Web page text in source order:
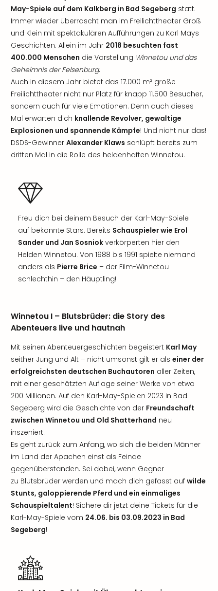
May-Spiele auf dem Kalkberg in Bad Segeberg statt.
Immer wieder überrascht man im Freilichttheater Groß
und Klein mit spektakulären Aufführungen zu Karl Mays
Geschichten. Allein im Jahr 2018 besuchten fast
400.000 Menschen die Vorstellung Winnetou und das
Geheimnis der Felsenburg.
Auch in diesem Jahr bietet das 17.000 m² große
Freilichttheater nicht nur Platz für knapp 11.500 Besucher,
sondern auch für viele Emotionen. Denn auch dieses
Mal erwarten dich knallende Revolver, gewaltige
Explosionen und spannende Kämpfe! Und nicht nur das!
DSDS-Gewinner Alexander Klaws schlüpft bereits zum
dritten Mal in die Rolle des heldenhaften Winnetou.
Freu dich bei deinem Besuch der Karl-May-Spiele
auf bekannte Stars. Bereits Schauspieler wie Erol
Sander und Jan Sosniok verkörperten hier den
Helden Winnetou. Von 1988 bis 1991 spielte niemand
anders als Pierre Brice – der Film-Winnetou
schlechthin – den Häuptling!
Winnetou I – Blutsbrüder: die Story des
Abenteuers live und hautnah
Mit seinen Abenteuergeschichten begeistert Karl May
seither Jung und Alt – nicht umsonst gilt er als einer der
erfolgreichsten deutschen Buchautoren aller Zeiten,
mit einer geschätzten Auflage seiner Werke von etwa
200 Millionen. Auf den Karl-May-Spielen 2023 in Bad
Segeberg wird die Geschichte von der Freundschaft
zwischen Winnetou und Old Shatterhand neu
inszeniert.
Es geht zurück zum Anfang, wo sich die beiden Männer
im Land der Apachen einst als Feinde
gegenüberstanden. Sei dabei, wenn Gegner
zu Blutsbrüder werden und mach dich gefasst auf wilde
Stunts, galoppierende Pferd und ein einmaliges
Schauspieltalent! Sichere dir jetzt deine Tickets für die
Karl-May-Spiele vom 24.06. bis 03.09.2023 in Bad
Segeberg!